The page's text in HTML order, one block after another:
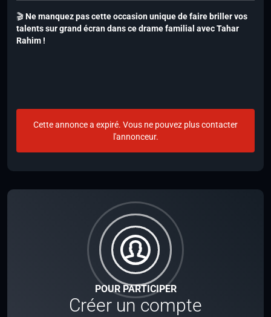
POUR PARTICIPER
Créer un compte
🎬Ne manquez pas cette occasion unique de faire briller vos
talents sur grand écran dans ce drame familial avec Tahar
Rahim !
Cette annonce a expiré. Vous ne pouvez plus contacter
l'annonceur.